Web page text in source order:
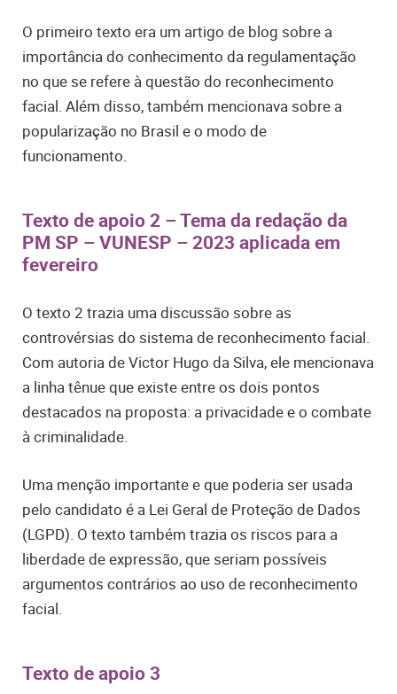
O primeiro texto era um artigo de blog sobre a
importância do conhecimento da regulamentação
no que se refere à questão do reconhecimento
facial. Além disso, também mencionava sobre a
popularização no Brasil e o modo de
funcionamento.
Texto de apoio 2 – Tema da redação da
PM SP – VUNESP – 2023 aplicada em
fevereiro
O texto 2 trazia uma discussão sobre as
controvérsias do sistema de reconhecimento facial.
Com autoria de Victor Hugo da Silva, ele mencionava
a linha tênue que existe entre os dois pontos
destacados na proposta: a privacidade e o combate
à criminalidade.
Uma menção importante e que poderia ser usada
pelo candidato é a Lei Geral de Proteção de Dados
(LGPD). O texto também trazia os riscos para a
liberdade de expressão, que seriam possíveis
argumentos contrários ao uso de reconhecimento
facial.
Texto de apoio 3